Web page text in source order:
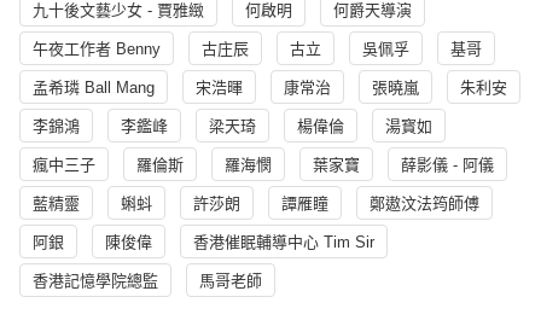
九十後文藝少女 - 賈雅緻 何啟明 何爵天導演
午夜工作者 Benny 古庄辰 古立 吳佩孚 基哥
孟希璘 Ball Mang 宋浩暉 康常治 張曉嵐 朱利安
李錦鴻 李鑑峰 梁天琦 楊偉倫 湯寳如
瘋中三子 羅倫斯 羅海憫 葉家寶 薛影儀 - 阿儀
藍精靈 蝌蚪 許莎朗 譚雁瞳 鄭遨汶法筠師傅
阿銀 陳俊偉 香港催眠輔導中心 Tim Sir
香港記憶學院總監 馬哥老師